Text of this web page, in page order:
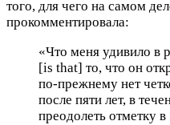
того, для чего на самом
прокомментировала:
«Что меня удивило в
[is that] то, что он
по-прежнему нет
после пяти лет, в
преодолеть отметку